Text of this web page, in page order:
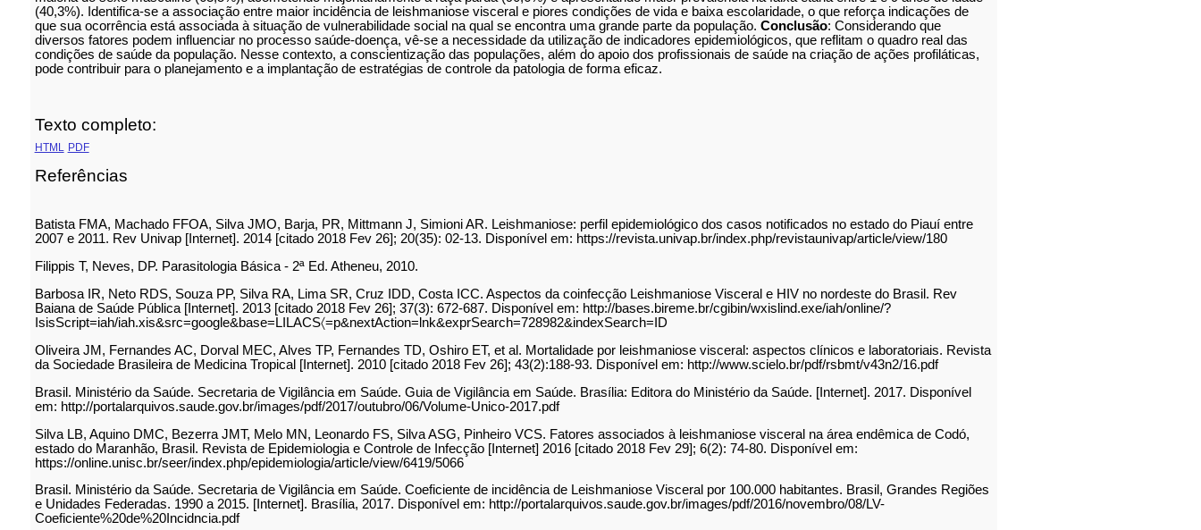
(40,3%). Identifica-se a associação entre maior incidência de leishmaniose visceral e piores condições de vida e baixa escolaridade, o que reforça indicações de
que sua ocorrência está associada à situação de vulnerabilidade social na qual se encontra uma grande parte da população. Conclusão: Considerando que
diversos fatores podem influenciar no processo saúde-doença, vê-se a necessidade da utilização de indicadores epidemiológicos, que reflitam o quadro real das
condições de saúde da população. Nesse contexto, a conscientização das populações, além do apoio dos profissionais de saúde na criação de ações profiláticas,
pode contribuir para o planejamento e a implantação de estratégias de controle da patologia de forma eficaz.
Texto completo:
HTML PDF
Referências
Batista FMA, Machado FFOA, Silva JMO, Barja, PR, Mittmann J, Simioni AR. Leishmaniose: perfil epidemiológico dos casos notificados no estado do Piauí entre
2007 e 2011. Rev Univap [Internet]. 2014 [citado 2018 Fev 26]; 20(35): 02-13. Disponível em: https://revista.univap.br/index.php/revistaunivap/article/view/180
Filippis T, Neves, DP. Parasitologia Básica - 2ª Ed. Atheneu, 2010.
Barbosa IR, Neto RDS, Souza PP, Silva RA, Lima SR, Cruz IDD, Costa ICC. Aspectos da coinfecção Leishmaniose Visceral e HIV no nordeste do Brasil. Rev
Baiana de Saúde Pública [Internet]. 2013 [citado 2018 Fev 26]; 37(3): 672-687. Disponível em: http://bases.bireme.br/cgibin/wxislind.exe/iah/online/?
IsisScript=iah/iah.xis&src=google&base=LILACS〈=p&nextAction=lnk&exprSearch=728982&indexSearch=ID
Oliveira JM, Fernandes AC, Dorval MEC, Alves TP, Fernandes TD, Oshiro ET, et al. Mortalidade por leishmaniose visceral: aspectos clínicos e laboratoriais. Revista
da Sociedade Brasileira de Medicina Tropical [Internet]. 2010 [citado 2018 Fev 26]; 43(2):188-93. Disponível em: http://www.scielo.br/pdf/rsbmt/v43n2/16.pdf
Brasil. Ministério da Saúde. Secretaria de Vigilância em Saúde. Guia de Vigilância em Saúde. Brasília: Editora do Ministério da Saúde. [Internet]. 2017. Disponível
em: http://portalarquivos.saude.gov.br/images/pdf/2017/outubro/06/Volume-Unico-2017.pdf
Silva LB, Aquino DMC, Bezerra JMT, Melo MN, Leonardo FS, Silva ASG, Pinheiro VCS. Fatores associados à leishmaniose visceral na área endêmica de Codó,
estado do Maranhão, Brasil. Revista de Epidemiologia e Controle de Infecção [Internet] 2016 [citado 2018 Fev 29]; 6(2): 74-80. Disponível em:
https://online.unisc.br/seer/index.php/epidemiologia/article/view/6419/5066
Brasil. Ministério da Saúde. Secretaria de Vigilância em Saúde. Coeficiente de incidência de Leishmaniose Visceral por 100.000 habitantes. Brasil, Grandes Regiões
e Unidades Federadas. 1990 a 2015. [Internet]. Brasília, 2017. Disponível em: http://portalarquivos.saude.gov.br/images/pdf/2016/novembro/08/LV-
Coeficiente%20de%20Incidncia.pdf